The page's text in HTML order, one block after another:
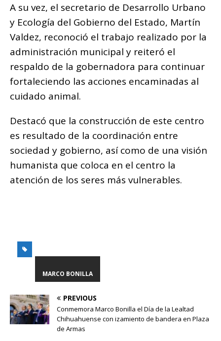
A su vez, el secretario de Desarrollo Urbano
y Ecología del Gobierno del Estado, Martín
Valdez, reconoció el trabajo realizado por la
administración municipal y reiteró el
respaldo de la gobernadora para continuar
fortaleciendo las acciones encaminadas al
cuidado animal.
Destacó que la construcción de este centro
es resultado de la coordinación entre
sociedad y gobierno, así como de una visión
humanista que coloca en el centro la
atención de los seres más vulnerables.
MARCO BONILLA
PREVIOUS
Conmemora Marco Bonilla el Día de la Lealtad
Chihuahuense con izamiento de bandera en Plaza
de Armas